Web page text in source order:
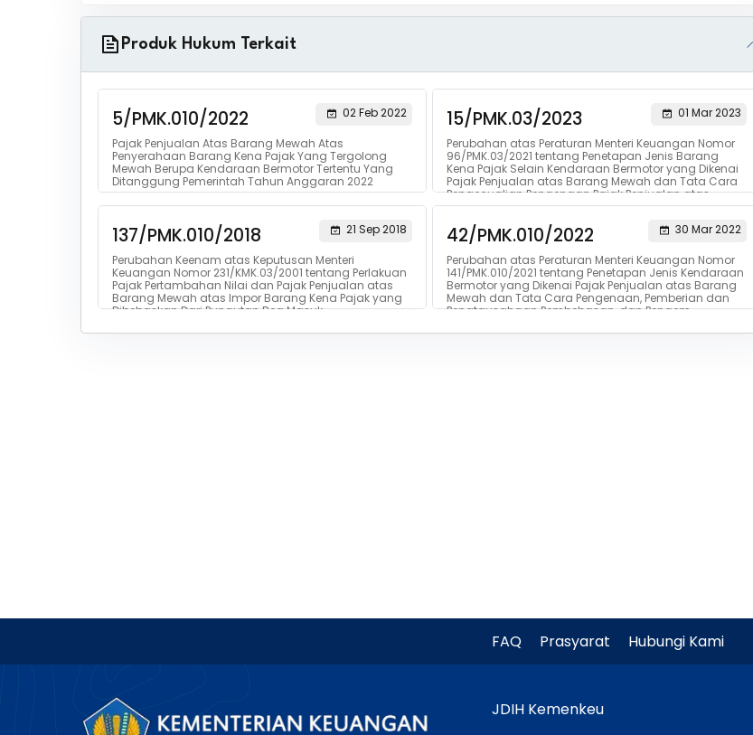
Produk Hukum Terkait
5/PMK.010/2022
02 Feb 2022
Pajak Penjualan Atas Barang Mewah Atas
Penyerahaan Barang Kena Pajak Yang Tergolong
Mewah Berupa Kendaraan Bermotor Tertentu Yang
Ditanggung Pemerintah Tahun Anggaran 2022
15/PMK.03/2023
01 Mar 2023
Perubahan atas Peraturan Menteri Keuangan Nomor
96/PMK.03/2021 tentang Penetapan Jenis Barang
Kena Pajak Selain Kendaraan Bermotor yang Dikenai
Pajak Penjualan atas Barang Mewah dan Tata Cara
Pengecualian Pengenaan Pajak Penjualan atas
Barang Mewah
137/PMK.010/2018
21 Sep 2018
Perubahan Keenam atas Keputusan Menteri
Keuangan Nomor 231/KMK.03/2001 tentang Perlakuan
Pajak Pertambahan Nilai dan Pajak Penjualan atas
Barang Mewah atas Impor Barang Kena Pajak yang
Dibebaskan Dari Pungutan Bea Masuk
42/PMK.010/2022
30 Mar 2022
Perubahan atas Peraturan Menteri Keuangan Nomor
141/PMK.010/2021 tentang Penetapan Jenis Kendaraan
Bermotor yang Dikenai Pajak Penjualan atas Barang
Mewah dan Tata Cara Pengenaan, Pemberian dan
Penatausahaan Pembebasan, dan Pengem...
FAQ Prasyarat Hubungi Kami
JDIH Kemenkeu